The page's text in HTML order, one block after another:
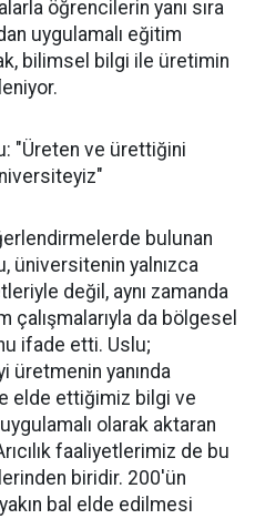
öğrencilerin yanı sıra
uygulamalı eğitim
bilimsel bilgi ile üretimin
"Üreten ve ürettiğini
bulunan
üniversitenin yalnızca
değil, aynı zamanda
çalışmalarıyla da bölgesel
ifade etti. Uslu;
üretmenin yanında
elde ettiğimiz bilgi ve
olarak aktaran
faaliyetlerimiz de bu
biridir. 200'ün
bal elde edilmesi